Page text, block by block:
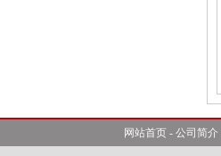
网站首页 - 公司简介